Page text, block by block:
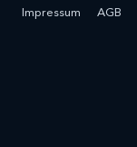
Impressum AGB